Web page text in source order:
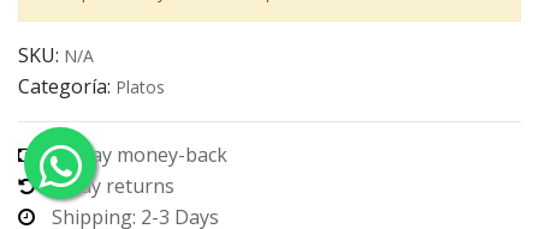
SKU: N/A
Categoría: Platos
30-day money-back
7-day returns
Shipping: 2-3 Days